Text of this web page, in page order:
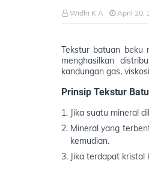
Widhi K A April 20,
Tekstur batuan beku
menghasilkan
kandungan gas,
Prinsip Tekstur
Jika suatu mineral
Mineral yang
kemudian.
Jika terdapat